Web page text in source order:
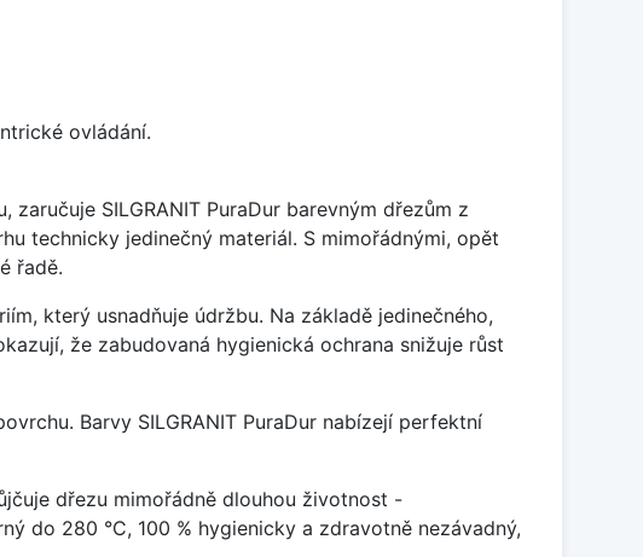
ovládání.
SILGRANIT PuraDur barevným dřezům z
technicky jedinečný materiál. S mimořádnými, opět
řadě.
který usnadňuje údržbu. Na základě jedinečného,
že zabudovaná hygienická ochrana snižuje růst
Barvy SILGRANIT PuraDur nabízejí perfektní
dřezu mimořádně dlouhou životnost -
do 280 °C, 100 % hygienicky a zdravotně nezávadný,